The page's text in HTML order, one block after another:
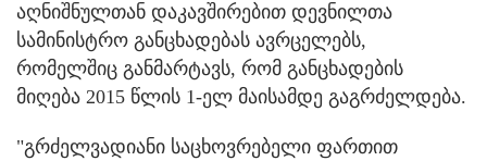
აღნიშნულთან დაკავშირებით დევნილთა
სამინისტრო განცხადებას ავრცელებს,
რომელშიც განმარტავს, რომ განცხადების
მიღება 2015 წლის 1-ელ მაისამდე გაგრძელდება.
"გრძელვადიანი საცხოვრებელი ფართით